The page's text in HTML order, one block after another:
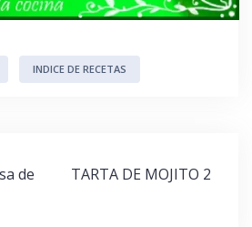
INDICE DE RECETAS
de
TARTA DE MOJITO 2